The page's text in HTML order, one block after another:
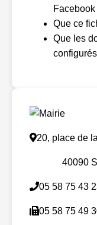
Facebook
Que ce
Que les
configurés
20, place de
40090
05 58 75 43
05 58 75 49